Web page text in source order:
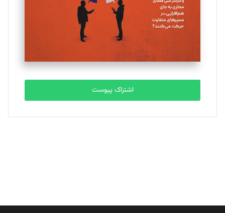
ملینا جعفری
تحریریه
مصطفی مسجدی آرانی
تحریریه
بابک نقاش
تحریریه
اشتراک پیوست